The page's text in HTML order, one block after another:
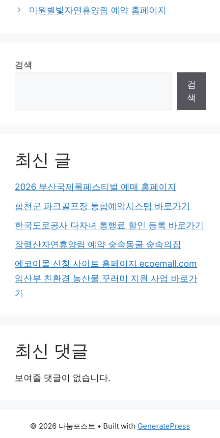
미원별빛자연휴양림 예약 홈페이지
검색
검
색
최신 글
2026 부산국제록페스티벌 예매 홈페이지
합천군 파크골프장 통합예약시스템 바로가기
한국도로공사 다자녀 통행료 할인 등록 바로가기
장령산자연휴양림 예약 숲속동굴 숲속의집
에코이몰 신청 사이트 홈페이지 ecoemall.com
임산부 친환경 농산물 꾸러미 지원 사업 바로가
기
최신 댓글
보여줄 댓글이 없습니다.
© 2026 나눔포스트 • Built with GeneratePress